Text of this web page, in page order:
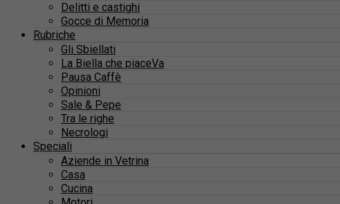
Delitti e castighi
Gocce di Memoria
Rubriche
Gli Sbiellati
La Biella che piaceVa
Pausa Caffè
Opinioni
Sale & Pepe
Tra le righe
Necrologi
Speciali
Aziende in Vetrina
Casa
Cucina